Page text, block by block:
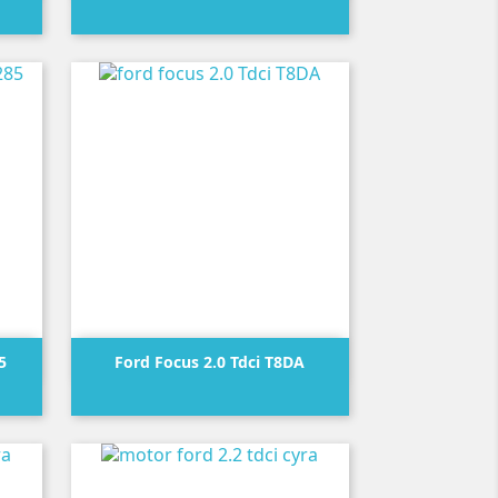
Ford Focus 2.0 Tdci T8DA
 Vista rápida